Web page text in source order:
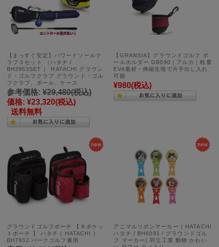
【まっすぐ安定】パワードソールク
ラブ３セット （ハタチ /
BH2863SET ） HATACHI グラウン
ド・ゴルフクラブ グラウンド・ゴル
フクラブ、ボール、ケース
参考価格: ¥29,480(税込)
価格: ¥23,320(税込)
送料無料
【GRANSIA】グラウンドゴルフ ボ
ールホルダー GB090｜アルカ｜軽量
EVA素材・伸縮生地で片手出し入れ
可能
¥980(税込)
グラウンドゴルフポーチ 【８ポケッ
トポーチ 】 ハタチ ( HATACHI )
BH7932 パークゴルフ兼用
アニマルリボンマーカー ( HATACHI
ハタチ / BH6091 / グラウンドゴル
フ マーカー) 羽立工業 動物 かわい